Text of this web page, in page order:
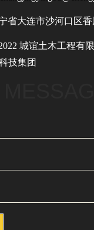
大连市沙河口区香
城谊土木工程有
技集团